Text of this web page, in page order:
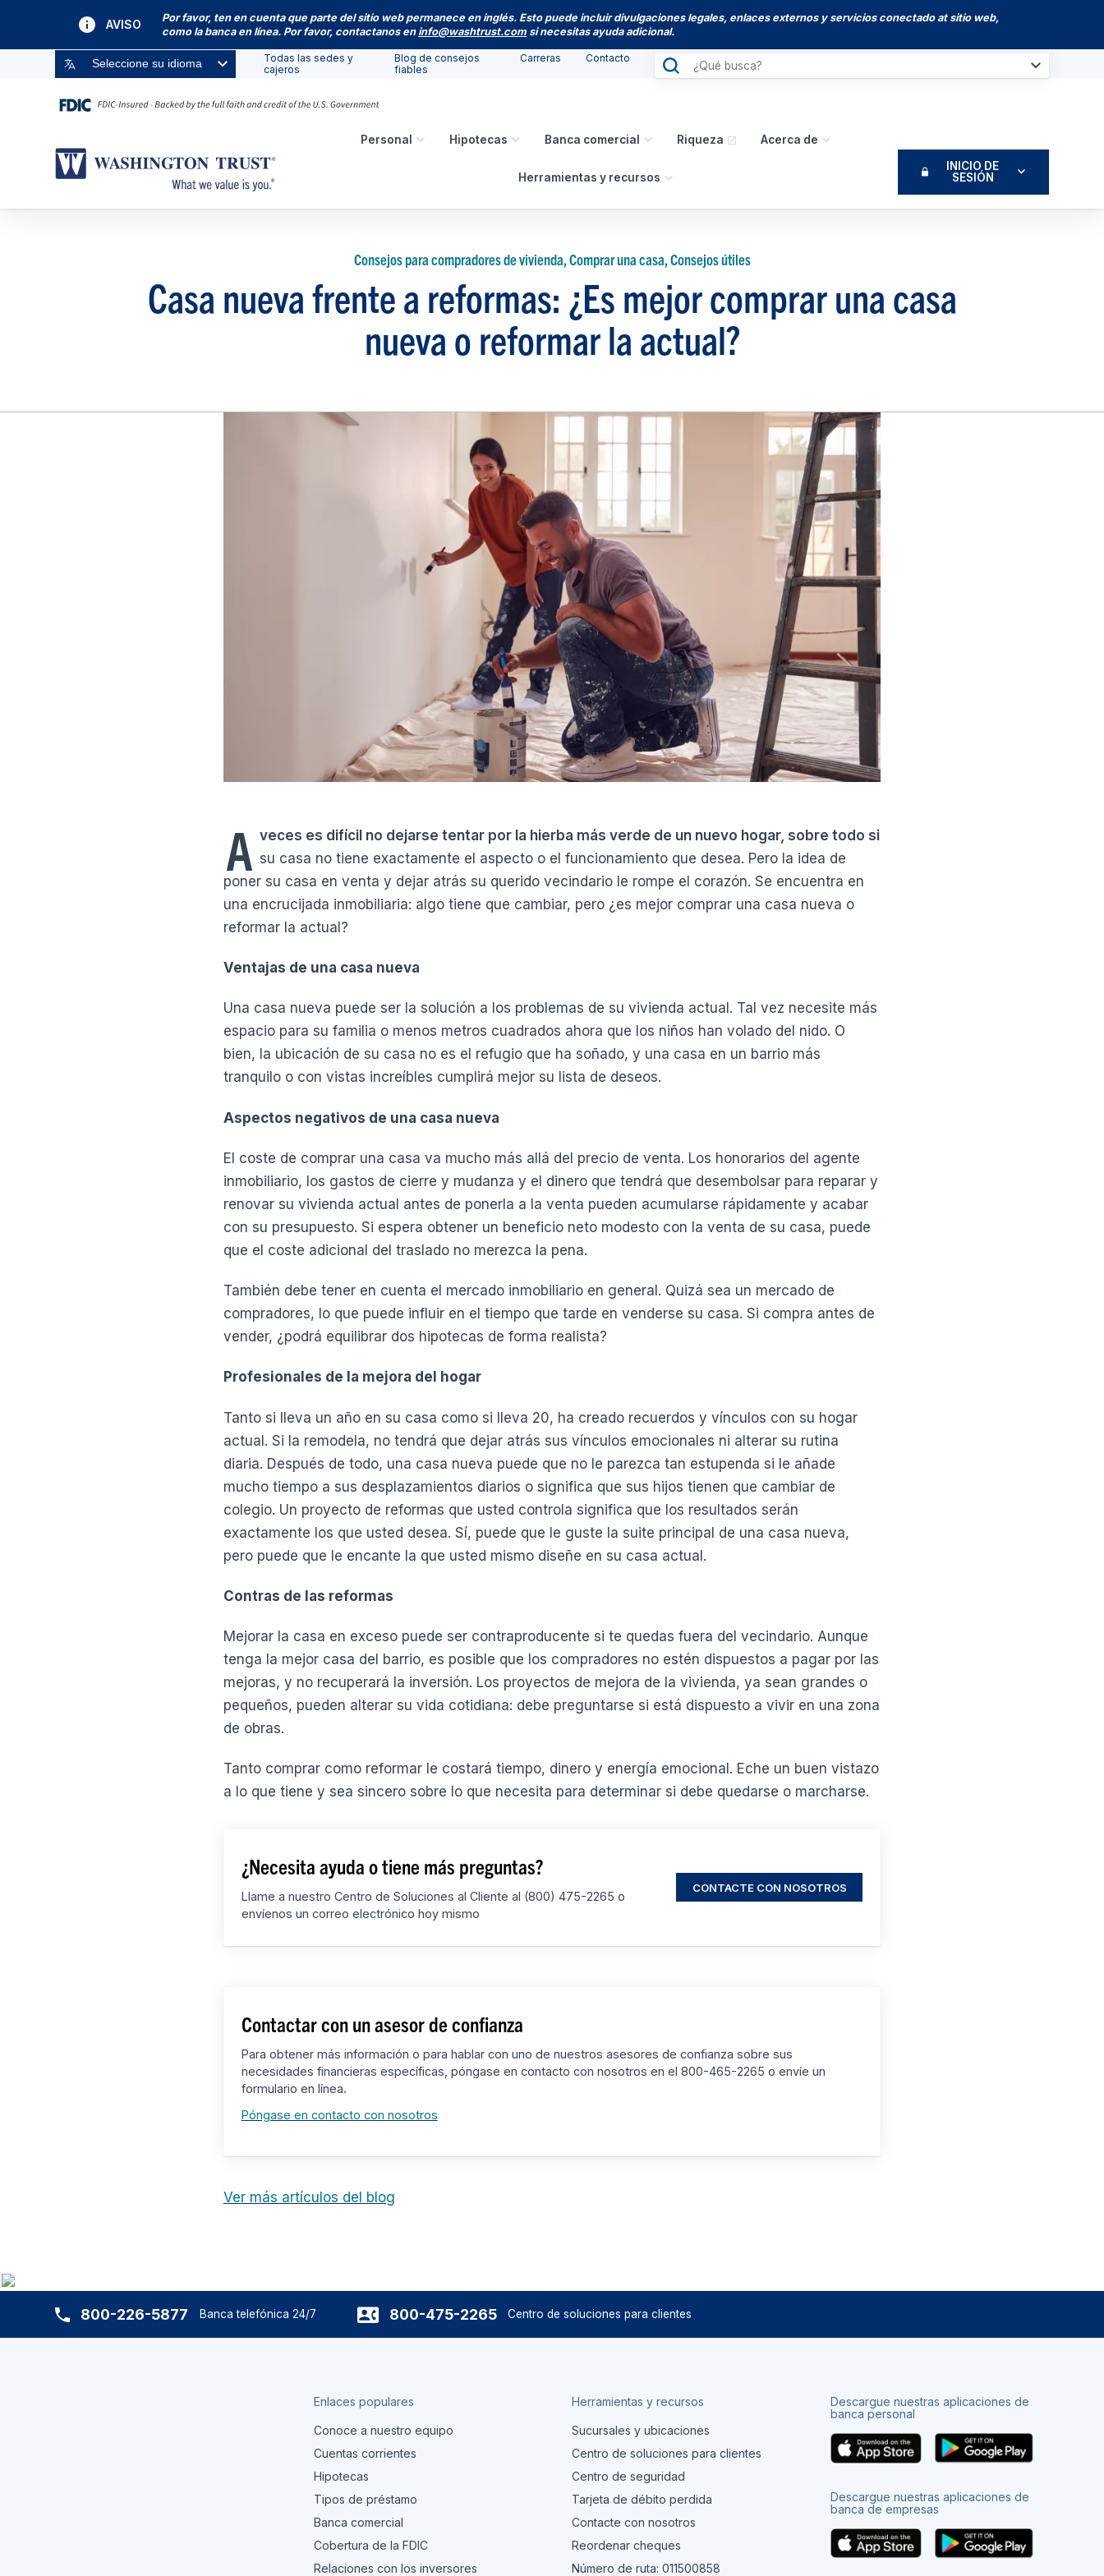
AVISO
Por favor, ten en cuenta que parte del sitio web permanece en inglés. Esto puede incluir divulgaciones legales, enlaces externos y servicios conectado at sitio web,
como la banca en línea. Por favor, contactanos en info@washtrust.com si necesitas ayuda adicional.
Seleccione su idioma
Todas las sedes y
cajeros
Blog de consejos
fiables
Carreras Contacto
Personal Hipotecas Banca comercial Riqueza Acerca de
Herramientas y recursos
INICIO DE
SESIÓN
Consejos para compradores de vivienda, Comprar una casa, Consejos útiles
Casa nueva frente a reformas: ¿Es mejor comprar una casa
nueva o reformar la actual?
A veces es difícil no dejarse tentar por la hierba más verde de un nuevo hogar, sobre todo si
su casa no tiene exactamente el aspecto o el funcionamiento que desea. Pero la idea de
poner su casa en venta y dejar atrás su querido vecindario le rompe el corazón. Se encuentra en
una encrucijada inmobiliaria: algo tiene que cambiar, pero ¿es mejor comprar una casa nueva o
reformar la actual?
Ventajas de una casa nueva
Una casa nueva puede ser la solución a los problemas de su vivienda actual. Tal vez necesite más
espacio para su familia o menos metros cuadrados ahora que los niños han volado del nido. O
bien, la ubicación de su casa no es el refugio que ha soñado, y una casa en un barrio más
tranquilo o con vistas increíbles cumplirá mejor su lista de deseos.
Aspectos negativos de una casa nueva
El coste de comprar una casa va mucho más allá del precio de venta. Los honorarios del agente
inmobiliario, los gastos de cierre y mudanza y el dinero que tendrá que desembolsar para reparar y
renovar su vivienda actual antes de ponerla a la venta pueden acumularse rápidamente y acabar
con su presupuesto. Si espera obtener un beneficio neto modesto con la venta de su casa, puede
que el coste adicional del traslado no merezca la pena.
También debe tener en cuenta el mercado inmobiliario en general. Quizá sea un mercado de
compradores, lo que puede influir en el tiempo que tarde en venderse su casa. Si compra antes de
vender, ¿podrá equilibrar dos hipotecas de forma realista?
Profesionales de la mejora del hogar
Tanto si lleva un año en su casa como si lleva 20, ha creado recuerdos y vínculos con su hogar
actual. Si la remodela, no tendrá que dejar atrás sus vínculos emocionales ni alterar su rutina
diaria. Después de todo, una casa nueva puede que no le parezca tan estupenda si le añade
mucho tiempo a sus desplazamientos diarios o significa que sus hijos tienen que cambiar de
colegio. Un proyecto de reformas que usted controla significa que los resultados serán
exactamente los que usted desea. Sí, puede que le guste la suite principal de una casa nueva,
pero puede que le encante la que usted mismo diseñe en su casa actual.
Contras de las reformas
Mejorar la casa en exceso puede ser contraproducente si te quedas fuera del vecindario. Aunque
tenga la mejor casa del barrio, es posible que los compradores no estén dispuestos a pagar por las
mejoras, y no recuperará la inversión. Los proyectos de mejora de la vivienda, ya sean grandes o
pequeños, pueden alterar su vida cotidiana: debe preguntarse si está dispuesto a vivir en una zona
de obras.
Tanto comprar como reformar le costará tiempo, dinero y energía emocional. Eche un buen vistazo
a lo que tiene y sea sincero sobre lo que necesita para determinar si debe quedarse o marcharse.
¿Necesita ayuda o tiene más preguntas?
Llame a nuestro Centro de Soluciones al Cliente al (800) 475-2265 o
envíenos un correo electrónico hoy mismo
CONTACTE CON NOSOTROS
Contactar con un asesor de confianza
Para obtener más información o para hablar con uno de nuestros asesores de confianza sobre sus
necesidades financieras específicas, póngase en contacto con nosotros en el 800-465-2265 o envíe un
formulario en línea.
Póngase en contacto con nosotros
Ver más artículos del blog
800-226-5877 Banca telefónica 24/7 800-475-2265 Centro de soluciones para clientes
Enlaces populares
Conoce a nuestro equipo
Cuentas corrientes
Hipotecas
Tipos de préstamo
Banca comercial
Cobertura de la FDIC
Relaciones con los inversores
Herramientas y recursos
Sucursales y ubicaciones
Centro de soluciones para clientes
Centro de seguridad
Tarjeta de débito perdida
Contacte con nosotros
Reordenar cheques
Número de ruta: 011500858
Descargue nuestras aplicaciones de
banca personal
Descargue nuestras aplicaciones de
banca de empresas